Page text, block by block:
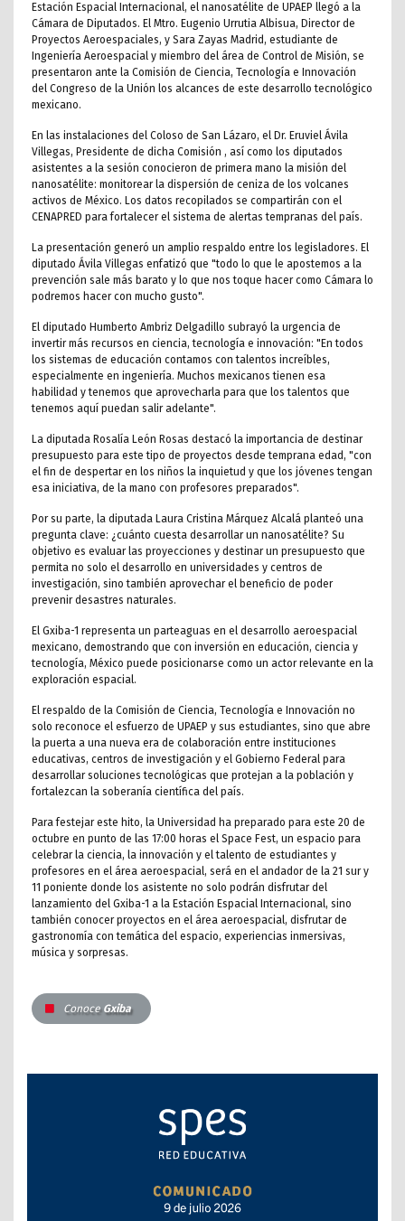
Estación Espacial Internacional, el nanosatélite de UPAEP llegó a la
Cámara de Diputados. El Mtro. Eugenio Urrutia Albisua, Director de
Proyectos Aeroespaciales, y Sara Zayas Madrid, estudiante de
Ingeniería Aeroespacial y miembro del área de Control de Misión, se
presentaron ante la Comisión de Ciencia, Tecnología e Innovación
del Congreso de la Unión los alcances de este desarrollo tecnológico
mexicano.
En las instalaciones del Coloso de San Lázaro, el Dr. Eruviel Ávila
Villegas, Presidente de dicha Comisión , así como los diputados
asistentes a la sesión conocieron de primera mano la misión del
nanosatélite: monitorear la dispersión de ceniza de los volcanes
activos de México. Los datos recopilados se compartirán con el
CENAPRED para fortalecer el sistema de alertas tempranas del país.
La presentación generó un amplio respaldo entre los legisladores. El
diputado Ávila Villegas enfatizó que "todo lo que le apostemos a la
prevención sale más barato y lo que nos toque hacer como Cámara lo
podremos hacer con mucho gusto".
El diputado Humberto Ambriz Delgadillo subrayó la urgencia de
invertir más recursos en ciencia, tecnología e innovación: "En todos
los sistemas de educación contamos con talentos increíbles,
especialmente en ingeniería. Muchos mexicanos tienen esa
habilidad y tenemos que aprovecharla para que los talentos que
tenemos aquí puedan salir adelante".
La diputada Rosalía León Rosas destacó la importancia de destinar
presupuesto para este tipo de proyectos desde temprana edad, "con
el fin de despertar en los niños la inquietud y que los jóvenes tengan
esa iniciativa, de la mano con profesores preparados".
Por su parte, la diputada Laura Cristina Márquez Alcalá planteó una
pregunta clave: ¿cuánto cuesta desarrollar un nanosatélite? Su
objetivo es evaluar las proyecciones y destinar un presupuesto que
permita no solo el desarrollo en universidades y centros de
investigación, sino también aprovechar el beneficio de poder
prevenir desastres naturales.
El Gxiba-1 representa un parteaguas en el desarrollo aeroespacial
mexicano, demostrando que con inversión en educación, ciencia y
tecnología, México puede posicionarse como un actor relevante en la
exploración espacial.
El respaldo de la Comisión de Ciencia, Tecnología e Innovación no
solo reconoce el esfuerzo de UPAEP y sus estudiantes, sino que abre
la puerta a una nueva era de colaboración entre instituciones
educativas, centros de investigación y el Gobierno Federal para
desarrollar soluciones tecnológicas que protejan a la población y
fortalezcan la soberanía científica del país.
Para festejar este hito, la Universidad ha preparado para este 20 de
octubre en punto de las 17:00 horas el Space Fest, un espacio para
celebrar la ciencia, la innovación y el talento de estudiantes y
profesores en el área aeroespacial, será en el andador de la 21 sur y
11 poniente donde los asistente no solo podrán disfrutar del
lanzamiento del Gxiba-1 a la Estación Espacial Internacional, sino
también conocer proyectos en el área aeroespacial, disfrutar de
gastronomía con temática del espacio, experiencias inmersivas,
música y sorpresas.
ConoceGxiba